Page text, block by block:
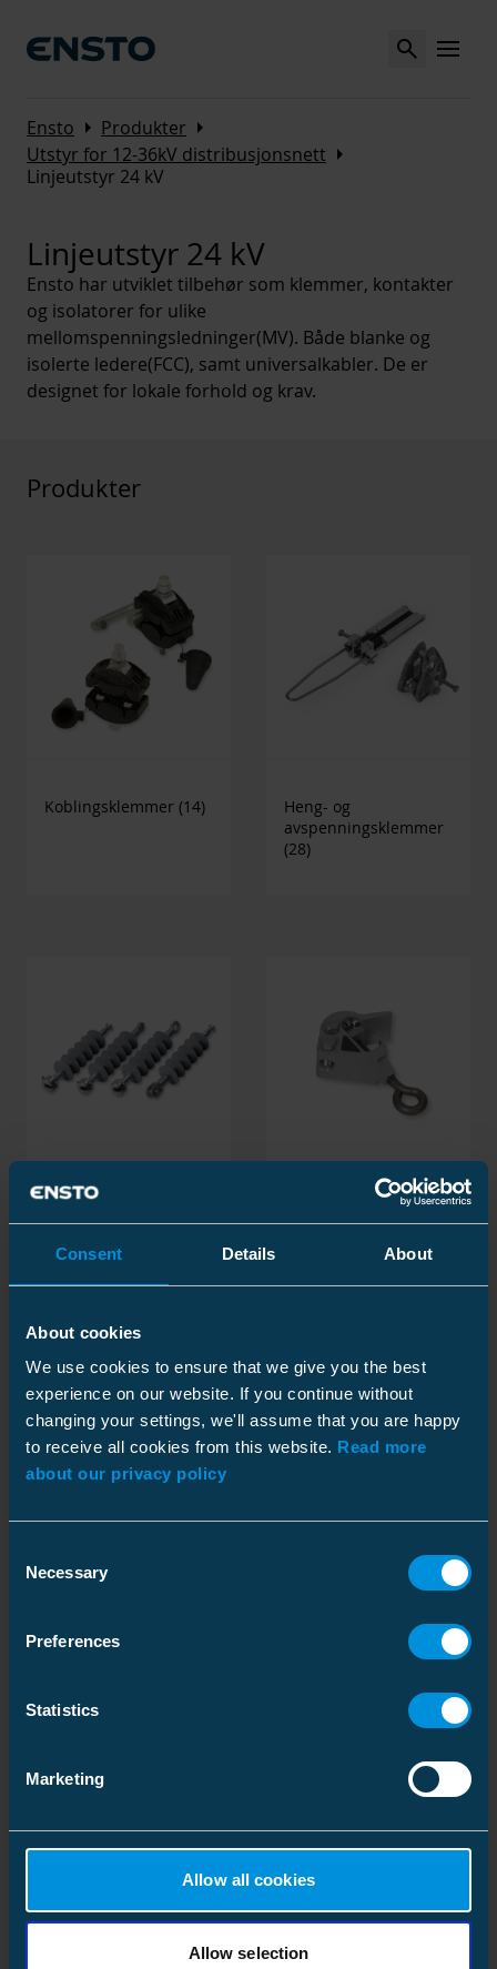
Consent Details About
About cookies
We use cookies to ensure that we give you the best
experience on our website. If you continue without
changing your settings, we'll assume that you are happy
to receive all cookies from this website. Read more
about our privacy policy
Selection
Necessary
Preferences
Statistics
Marketing
Allow all cookies
Allow selection
Search MENU
Ensto Arrow_right Produkter Arrow_right
Utstyr for 12-36kV distribusjonsnett Arrow_right
Linjeutstyr 24 kV
Linjeutstyr 24 kV
Ensto har utviklet tilbehør som klemmer, kontakter
og isolatorer for ulike
mellomspenningsledninger(MV). Både blanke og
isolerte ledere(FCC), samt universalkabler. De er
designet for lokale forhold og krav.
Produkter
Koblingsklemmer (14)
Heng- og
avspenningsklemmer
(28)
AUS, jordingsklemmer
og bøyler(13)
Lineskjøter blank line
Lineskjøter BLX/BLL(5)